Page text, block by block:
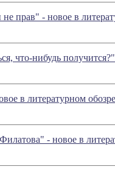
прав" - новое в
что-нибудь
в литературном
- новое в